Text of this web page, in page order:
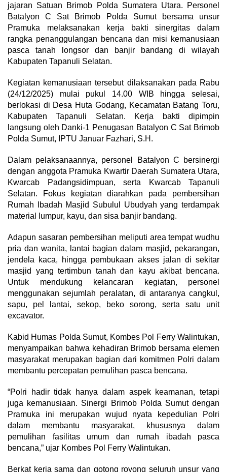
jajaran Satuan Brimob Polda Sumatera Utara. Personel
Batalyon C Sat Brimob Polda Sumut bersama unsur
Pramuka melaksanakan kerja bakti sinergitas dalam
rangka penanggulangan bencana dan misi kemanusiaan
pasca tanah longsor dan banjir bandang di wilayah
Kabupaten Tapanuli Selatan.
Kegiatan kemanusiaan tersebut dilaksanakan pada Rabu
(24/12/2025) mulai pukul 14.00 WIB hingga selesai,
berlokasi di Desa Huta Godang, Kecamatan Batang Toru,
Kabupaten Tapanuli Selatan. Kerja bakti dipimpin
langsung oleh Danki-1 Penugasan Batalyon C Sat Brimob
Polda Sumut, IPTU Januar Fazhari, S.H.
Dalam pelaksanaannya, personel Batalyon C bersinergi
dengan anggota Pramuka Kwartir Daerah Sumatera Utara,
Kwarcab Padangsidimpuan, serta Kwarcab Tapanuli
Selatan. Fokus kegiatan diarahkan pada pembersihan
Rumah Ibadah Masjid Subulul Ubudyah yang terdampak
material lumpur, kayu, dan sisa banjir bandang.
Adapun sasaran pembersihan meliputi area tempat wudhu
pria dan wanita, lantai bagian dalam masjid, pekarangan,
jendela kaca, hingga pembukaan akses jalan di sekitar
masjid yang tertimbun tanah dan kayu akibat bencana.
Untuk mendukung kelancaran kegiatan, personel
menggunakan sejumlah peralatan, di antaranya cangkul,
sapu, pel lantai, sekop, beko sorong, serta satu unit
excavator.
Kabid Humas Polda Sumut, Kombes Pol Ferry Walintukan,
menyampaikan bahwa kehadiran Brimob bersama elemen
masyarakat merupakan bagian dari komitmen Polri dalam
membantu percepatan pemulihan pasca bencana.
“Polri hadir tidak hanya dalam aspek keamanan, tetapi
juga kemanusiaan. Sinergi Brimob Polda Sumut dengan
Pramuka ini merupakan wujud nyata kepedulian Polri
dalam membantu masyarakat, khususnya dalam
pemulihan fasilitas umum dan rumah ibadah pasca
bencana,” ujar Kombes Pol Ferry Walintukan.
Berkat kerja sama dan gotong royong seluruh unsur yang